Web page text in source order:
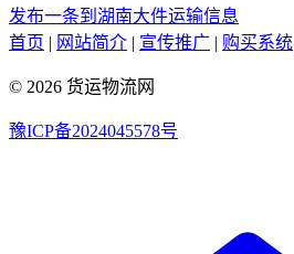
发布一条到湖南大件运输信息
首页 | 网站简介 | 宣传推广 | 购买系统
© 2026 货运物流网
豫ICP备2024045578号